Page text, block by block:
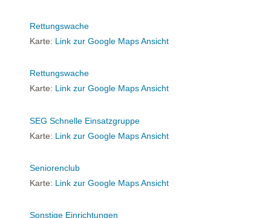
Rettungswache
Karte: Link zur Google Maps Ansicht
Rettungswache
Karte: Link zur Google Maps Ansicht
SEG Schnelle Einsatzgruppe
Karte: Link zur Google Maps Ansicht
Seniorenclub
Karte: Link zur Google Maps Ansicht
Sonstige Einrichtungen